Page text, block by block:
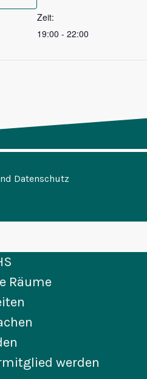
Zeit:
19:00 - 22:00
Datenschutz
Räume
werden